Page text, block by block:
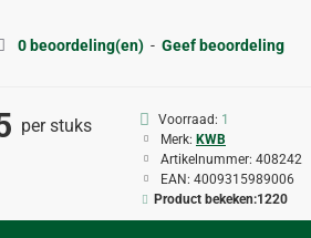
0 beoordeling(en) - Geef beoordeling
per stuks Voorraad: 1
Merk: KWB
Artikelnummer: 408242
EAN: 4009315989006
Product bekeken:1220